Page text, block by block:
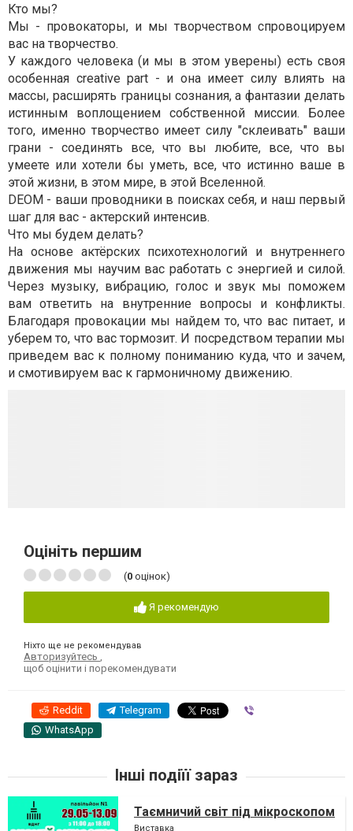
Кто мы?
Мы - провокаторы, и мы творчеством спровоцируем
вас на творчество.
У каждого человека (и мы в этом уверены) есть своя
особенная creative part - и она имеет силу влиять на
массы, расширять границы сознания, а фантазии делать
истинным воплощением собственной миссии. Более
того, именно творчество имеет силу "склеивать" ваши
грани - соединять все, что вы любите, все, что вы
умеете или хотели бы уметь, все, что истинно ваше в
этой жизни, в этом мире, в этой Вселенной.
DEOM - ваши проводники в поисках себя, и наш первый
шаг для вас - актерский интенсив.
Что мы будем делать?
На основе актёрских психотехнологий и внутреннего
движения мы научим вас работать с энергией и силой.
Через музыку, вибрацию, голос и звук мы поможем
вам ответить на внутренние вопросы и конфликты.
Благодаря провокации мы найдем то, что вас питает, и
уберем то, что вас тормозит. И посредством терапии мы
приведем вас к полному пониманию куда, что и зачем,
и смотивируем вас к гармоничному движению.
Оцініть першим
(0 оцінок)
Я рекомендую
Ніхто ще не рекомендував
Авторизуйтесь ,
щоб оцінити і порекомендувати
Reddit Telegram
WhatsApp
Інші подіїї зараз
Таємничий світ під мікроскопом
Виставка